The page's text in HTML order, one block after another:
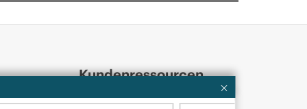
Kundenressourcen
Kontaktieren Sie uns